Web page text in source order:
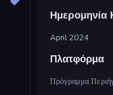
Ημερομηνία
April 2024
Πλατφόρμα
Πρόγραμμα